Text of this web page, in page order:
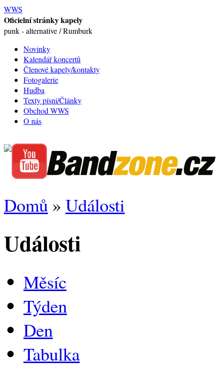
WWS
Oficielní stránky kapely
punk - alternative / Rumburk
Novinky
Kalendář koncertů
Členové kapely/kontakty
Fotogalerie
Hudba
Texty písní/Články
Obchod WWS
O nás
Domů » Události
Události
Měsíc
Týden
Den
Tabulka